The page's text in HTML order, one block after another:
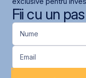
Fii cu un
Nume
Email